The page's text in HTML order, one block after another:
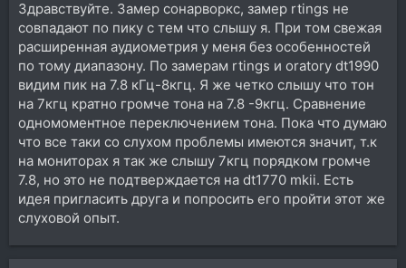
раскрывать ваши 1990-ые.
Здравствуйте. Замер сонарворкс, замер rtings не
совпадают по пику с тем что слышу я. При том свежая
расширенная аудиометрия у меня без особенностей
по тому диапазону. По замерам rtings и oratory dt1990
видим пик на 7.8 кГц-8кгц. Я же четко слышу что тон
на 7кгц кратно громче тона на 7.8 -9кгц. Сравнение
одномоментное переключением тона. Пока что думаю
что все таки со слухом проблемы имеются значит, т.к
на мониторах я так же слышу 7кгц порядком громче
7.8, но это не подтверждается на dt1770 mkii. Есть
идея пригласить друга и попросить его пройти этот же
слуховой опыт.